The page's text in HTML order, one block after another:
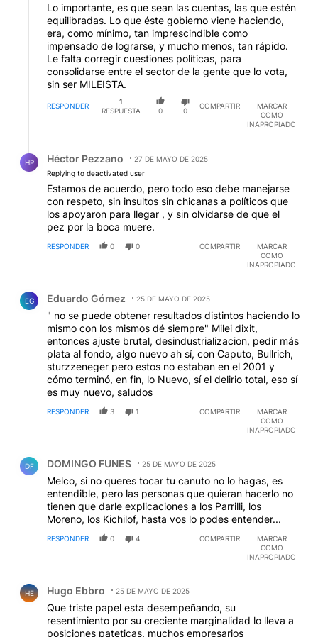
Lo importante, es que sean las cuentas, las que estén
equilibradas. Lo que éste gobierno viene haciendo,
era, como mínimo, tan imprescindible como
impensado de lograrse, y mucho menos, tan rápido.
Le falta corregir cuestiones políticas, para
consolidarse entre el sector de la gente que lo vota,
sin ser MILEISTA.
RESPONDER
1
RESPUESTA
0 0
COMPARTIR
MARCAR
COMO
INAPROPIADO
HP Héctor Pezzano
27 DE MAYO DE 2025
Replying to deactivated user
Estamos de acuerdo, pero todo eso debe manejarse
con respeto, sin insultos sin chicanas a políticos que
los apoyaron para llegar , y sin olvidarse de que el
pez por la boca muere.
RESPONDER 0 0 COMPARTIR
MARCAR
COMO
INAPROPIADO
EG Eduardo Gómez 25 DE MAYO DE 2025
" no se puede obtener resultados distintos haciendo lo
mismo con los mismos dé siempre" Milei dixit,
entonces ajuste brutal, desindustrializacion, pedir más
plata al fondo, algo nuevo ah sí, con Caputo, Bullrich,
sturzzeneger pero estos no estaban en el 2001 y
cómo terminó, en fin, lo Nuevo, sí el delirio total, eso sí
es muy nuevo, saludos
RESPONDER 3 1 COMPARTIR
MARCAR
COMO
INAPROPIADO
DF DOMINGO FUNES 25 DE MAYO DE 2025
Melco, si no queres tocar tu canuto no lo hagas, es
entendible, pero las personas que quieran hacerlo no
tienen que darle explicaciones a los Parrilli, los
Moreno, los Kichilof, hasta vos lo podes entender...
RESPONDER 0 4 COMPARTIR
MARCAR
COMO
INAPROPIADO
HE Hugo Ebbro 25 DE MAYO DE 2025
Que triste papel esta desempeñando, su
resentimiento por su creciente marginalidad lo lleva a
posiciones pateticas, muchos empresarios